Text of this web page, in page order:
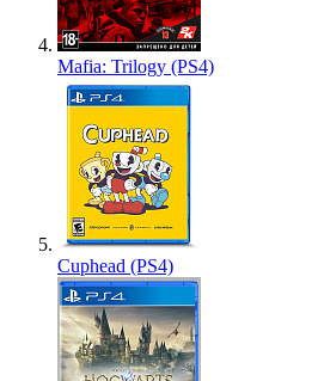
Mafia: Trilogy (PS4)
Cuphead (PS4)